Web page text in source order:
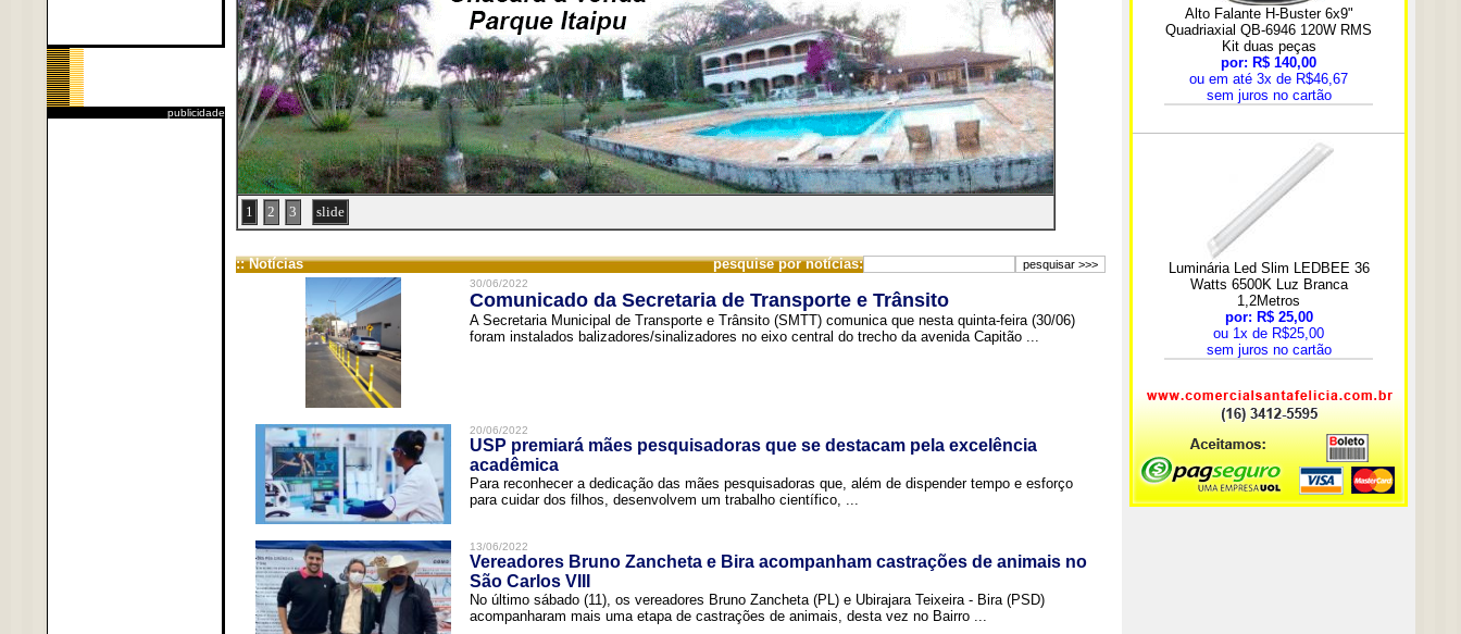
publicidade
1 2 3 slide
:: Notícias pesquise por notícias:
30/06/2022
Comunicado da Secretaria de Transporte e Trânsito
A Secretaria Municipal de Transporte e Trânsito (SMTT) comunica que nesta quinta-feira (30/06)
foram instalados balizadores/sinalizadores no eixo central do trecho da avenida Capitão ...
20/06/2022
USP premiará mães pesquisadoras que se destacam pela excelência
acadêmica
Para reconhecer a dedicação das mães pesquisadoras que, além de dispender tempo e esforço
para cuidar dos filhos, desenvolvem um trabalho científico, ...
13/06/2022
Vereadores Bruno Zancheta e Bira acompanham castrações de animais no
São Carlos VIII
No último sábado (11), os vereadores Bruno Zancheta (PL) e Ubirajara Teixeira - Bira (PSD)
acompanharam mais uma etapa de castrações de animais, desta vez no Bairro ...